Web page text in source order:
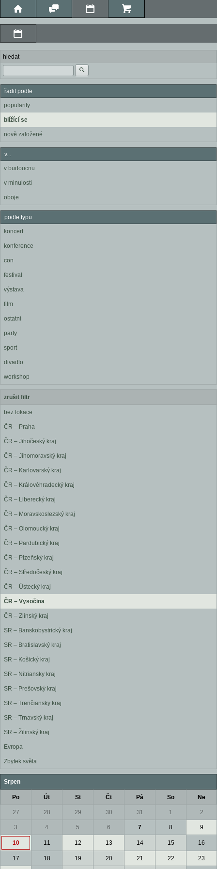
hledat
řadit podle
popularity
blížící se
nově založené
v...
v budoucnu
v minulosti
oboje
podle typu
koncert
konference
con
festival
výstava
film
ostatní
party
sport
divadlo
workshop
zrušit filtr
bez lokace
ČR – Praha
ČR – Jihočeský kraj
ČR – Jihomoravský kraj
ČR – Karlovarský kraj
ČR – Královéhradecký kraj
ČR – Liberecký kraj
ČR – Moravskoslezský kraj
ČR – Olomoucký kraj
ČR – Pardubický kraj
ČR – Plzeňský kraj
ČR – Středočeský kraj
ČR – Ústecký kraj
ČR – Vysočina
ČR – Zlínský kraj
SR – Banskobystrický kraj
SR – Bratislavský kraj
SR – Košický kraj
SR – Nitriansky kraj
SR – Prešovský kraj
SR – Trenčiansky kraj
SR – Trnavský kraj
SR – Žilinský kraj
Evropa
Zbytek světa
Srpen
Po Út St Čt Pá So Ne
27 28 29 30 31 1 2
3 4 5 6 7 8 9
10 11 12 13 14 15 16
17 18 19 20 21 22 23